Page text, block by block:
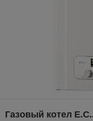
Газовый котел